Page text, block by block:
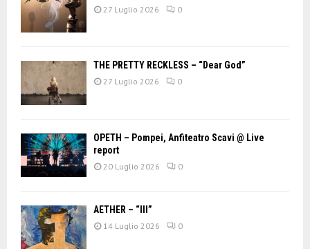
27 Luglio 2026 0
THE PRETTY RECKLESS – “Dear God”
27 Luglio 2026 0
OPETH – Pompei, Anfiteatro Scavi @ Live
report
20 Luglio 2026 0
AETHER – “III”
14 Luglio 2026 0